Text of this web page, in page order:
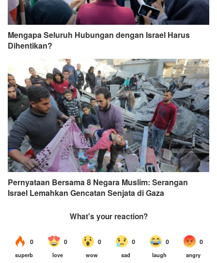
Mengapa Seluruh Hubungan dengan Israel Harus
Dihentikan?
Pernyataan Bersama 8 Negara Muslim: Serangan
Israel Lemahkan Gencatan Senjata di Gaza